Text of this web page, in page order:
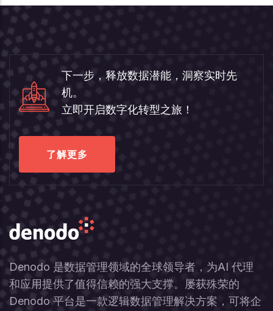
下一步，释放数据潜能，洞察实时先
机。
立即开启数字化转型之旅！
了解更多
Denodo 是数据管理领域的全球领导者，为AI 代理
和应用提供了值得信赖的强大支撑。屡获殊荣的
Denodo 平台是一款逻辑数据管理解决方案，可将企